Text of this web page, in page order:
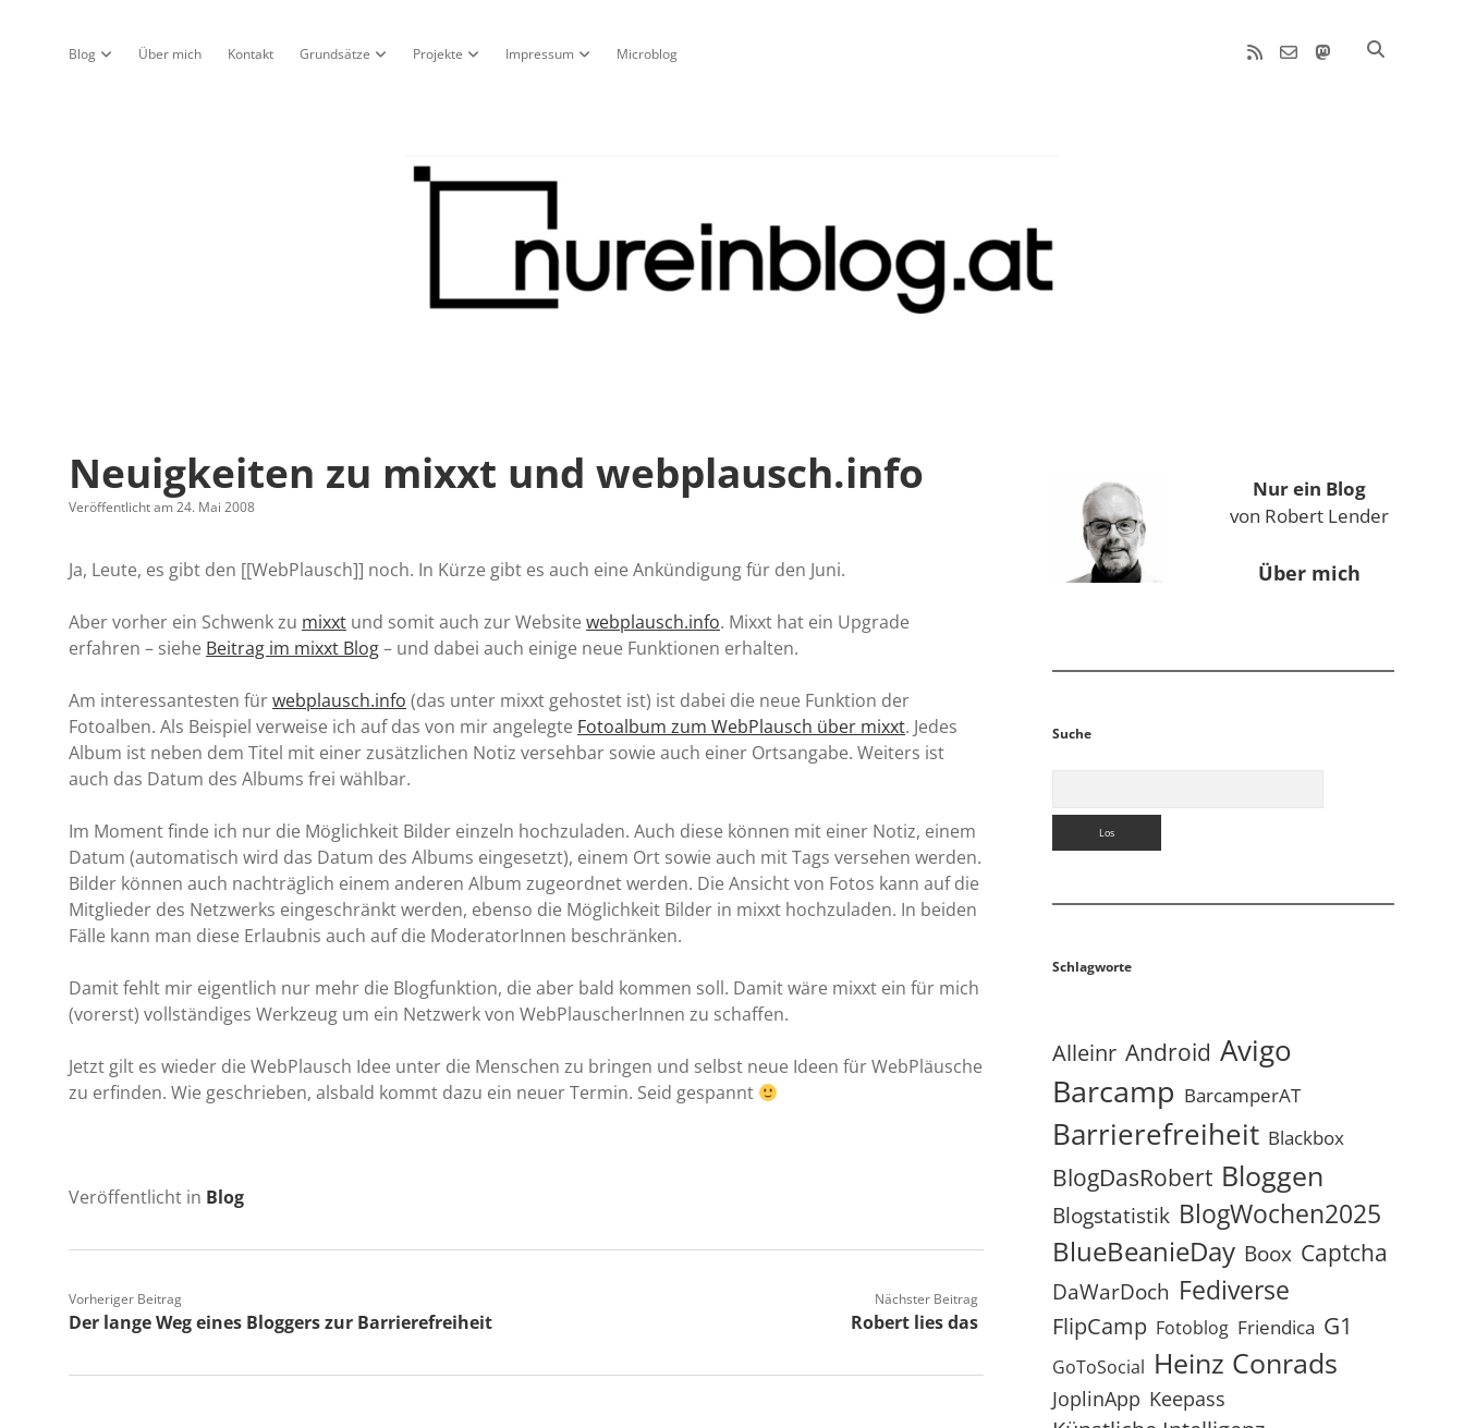
Blog Dropdown-Menü öffnen
Über mich Kontakt Grundsätze Dropdown-Menü öffnen
Projekte Dropdown-Menü öffnen
Impressum Dropdown-Menü öffnen
Microblog rss email-mastodon
Nur
Blog
Neuigkeiten zu mixxt und webplausch.info
Veröffentlicht am 24. Mai 2008
Ja, Leute, es gibt den [[WebPlausch]] noch. In Kürze gibt es auch eine Ankündigung für den Juni.
Aber vorher ein Schwenk zu mixxt und somit auch zur Website webplausch.info. Mixxt hat ein Upgrade
erfahren – siehe Beitrag im mixxt Blog– und dabei auch einige neue Funktionen erhalten.
Am interessantesten fürwebplausch.info (das unter mixxt gehostet ist) ist dabei die neue Funktion der
Fotoalben. Als Beispiel verweise ich auf das von mir angelegte Fotoalbum zum WebPlausch über mixxt. Jedes
Album ist neben dem Titel mit einer zusätzlichen Notiz versehbar sowie auch einer Ortsangabe. Weiters ist
auch das Datum des Albums frei wählbar.
Im Moment finde ich nur die Möglichkeit Bilder einzeln hochzuladen. Auch diese können mit einer Notiz, einem
Datum (automatisch wird das Datum des Albums eingesetzt), einem Ort sowie auch mit Tags versehen werden.
Bilder können auch nachträglich einem anderen Album zugeordnet werden. Die Ansicht von Fotos kann auf die
Mitglieder des Netzwerks eingeschränkt werden, ebenso die Möglichkeit Bilder in mixxt hochzuladen. In beiden
Fälle kann man diese Erlaubnis auch auf die ModeratorInnen beschränken.
Damit fehlt mir eigentlich nur mehr die Blogfunktion, die aber bald kommen soll. Damit wäre mixxt ein für mich
(vorerst) vollständiges Werkzeug um ein Netzwerk von WebPlauscherInnen zu schaffen.
Jetzt gilt es wieder die WebPlausch Idee unter die Menschen zu bringen und selbst neue Ideen für WebPläusche
zu erfinden. Wie geschrieben, alsbald kommt dazu ein neuer Termin. Seid gespannt
Veröffentlicht in Blog
Vorheriger Beitrag
Der lange Weg eines Bloggers zur Barrierefreiheit
Nächster Beitrag
Robert lies das
Sidebar
Nur ein Blog
von Robert Lender
Über mich
Suche
Schlagworte
Alleinr Android Avigo
Barcamp BarcamperAT
Barrierefreiheit Blackbox
BlogDasRobert Bloggen
Blogstatistik BlogWochen2025
BlueBeanieDay Boox Captcha
DaWarDoch Fediverse
FlipCamp Fotoblog Friendica G1
GoToSocial Heinz Conrads
JoplinApp Keepass